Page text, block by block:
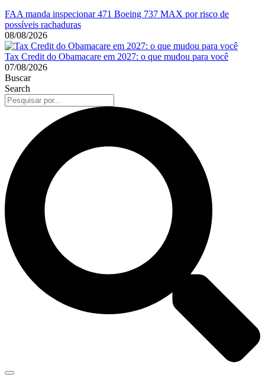
FAA manda inspecionar 471 Boeing 737 MAX por risco de
possíveis rachaduras
08/08/2026
Tax Credit do Obamacare em 2027: o que mudou para você
07/08/2026
Buscar
Search